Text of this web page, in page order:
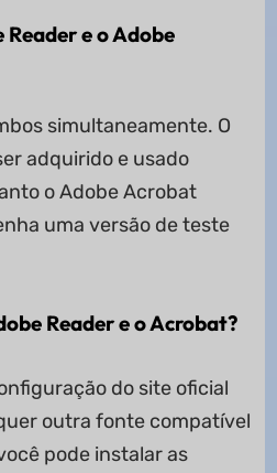
e o Adobe
simultaneamente. O
adquirido e usado
o Adobe Acrobat
uma versão de teste
Reader e o Acrobat?
do site oficial
outra fonte compatível
pode instalar as